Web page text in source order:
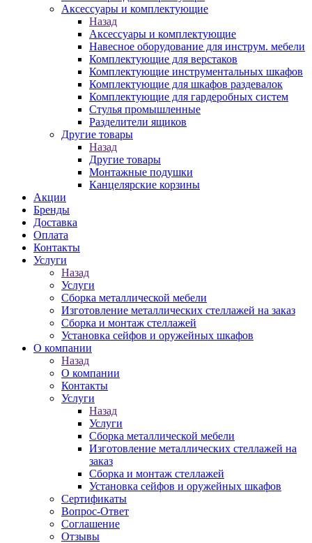
Аксессуары и комплектующие
Назад
Аксессуары и комплектующие
Навесное оборудование для инструм. мебели
Комплектующие для верстаков
Комплектующие инструментальных шкафов
Комплектующие для шкафов раздевалок
Комплектующие для гардеробных систем
Стулья промышленные
Разделители ящиков
Другие товары
Назад
Другие товары
Монтажные подушки
Канцелярские корзины
Акции
Бренды
Доставка
Оплата
Контакты
Услуги
Назад
Услуги
Сборка металлической мебели
Изготовление металлических стеллажей на заказ
Сборка и монтаж стеллажей
Установка сейфов и оружейных шкафов
О компании
Назад
О компании
Контакты
Услуги
Назад
Услуги
Сборка металлической мебели
Изготовление металлических стеллажей на
заказ
Сборка и монтаж стеллажей
Установка сейфов и оружейных шкафов
Сертификаты
Вопрос-Ответ
Соглашение
Отзывы